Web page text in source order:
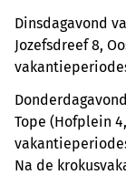
Dinsdagavond
Jozefsdreef 8,
Tope (Hofplein
Na de